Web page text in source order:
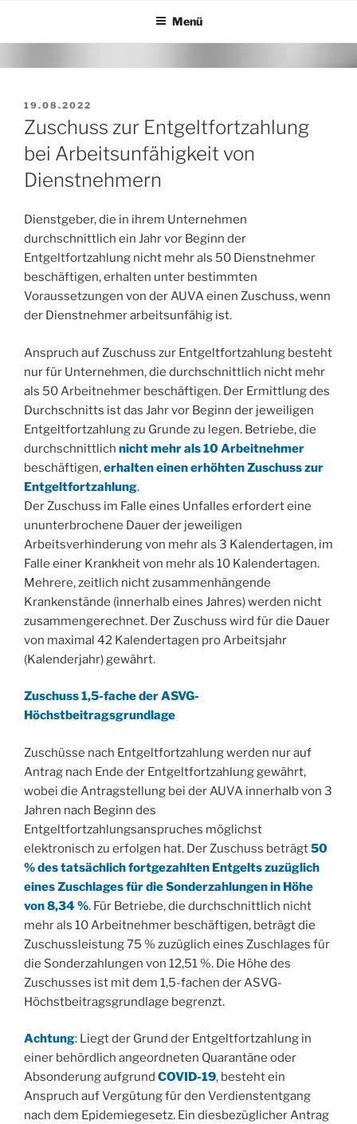
springen
Menü
VERÖFFENTLICHT
AM
19.08.2022
Zuschuss zur Entgeltfortzahlung
bei Arbeitsunfähigkeit von
Dienstnehmern
Dienstgeber, die in ihrem Unternehmen
durchschnittlich ein Jahr vor Beginn der
Entgeltfortzahlung nicht mehr als 50 Dienstnehmer
beschäftigen, erhalten unter bestimmten
Voraussetzungen von der AUVA einen Zuschuss, wenn
der Dienstnehmer arbeitsunfähig ist.
Anspruch auf Zuschuss zur Entgeltfortzahlung besteht
nur für Unternehmen, die durchschnittlich nicht mehr
als 50 Arbeitnehmer beschäftigen. Der Ermittlung des
Durchschnitts ist das Jahr vor Beginn der jeweiligen
Entgeltfortzahlung zu Grunde zu legen. Betriebe, die
durchschnittlich nicht mehr als 10 Arbeitnehmer
beschäftigen,erhalten einen erhöhten Zuschuss zur
Entgeltfortzahlung.
Der Zuschuss im Falle eines Unfalles erfordert eine
ununterbrochene Dauer der jeweiligen
Arbeitsverhinderung von mehr als 3 Kalendertagen, im
Falle einer Krankheit von mehr als 10 Kalendertagen.
Mehrere, zeitlich nicht zusammenhängende
Krankenstände (innerhalb eines Jahres) werden nicht
zusammengerechnet. Der Zuschuss wird für die Dauer
von maximal 42 Kalendertagen pro Arbeitsjahr
(Kalenderjahr) gewährt.
Zuschuss 1,5-fache der ASVG-
Höchstbeitragsgrundlage
Zuschüsse nach Entgeltfortzahlung werden nur auf
Antrag nach Ende der Entgeltfortzahlung gewährt,
wobei die Antragstellung bei der AUVA innerhalb von 3
Jahren nach Beginn des
Entgeltfortzahlungsanspruches möglichst
elektronisch zu erfolgen hat. Der Zuschuss beträgt50
% des tatsächlich fortgezahlten Entgelts zuzüglich
eines Zuschlages für die Sonderzahlungen in Höhe
von 8,34 %. Für Betriebe, die durchschnittlich nicht
mehr als 10 Arbeitnehmer beschäftigen, beträgt die
Zuschussleistung 75 % zuzüglich eines Zuschlages für
die Sonderzahlungen von 12,51 %. Die Höhe des
Zuschusses ist mit dem 1,5-fachen der ASVG-
Höchstbeitragsgrundlage begrenzt.
Achtung: Liegt der Grund der Entgeltfortzahlung in
einer behördlich angeordneten Quarantäne oder
Absonderung aufgrund COVID-19, besteht ein
Anspruch auf Vergütung für den Verdienstentgang
nach dem Epidemiegesetz. Ein diesbezüglicher Antrag